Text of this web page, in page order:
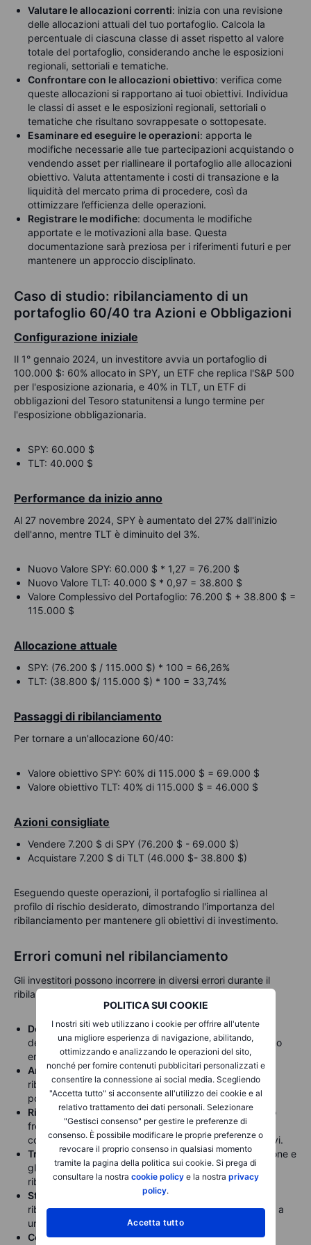
POLITICA SUI COOKIE
I nostri siti web utilizzano i cookie per offrire all'utente
una migliore esperienza di navigazione, abilitando,
ottimizzando e analizzando le operazioni del sito,
nonché per fornire contenuti pubblicitari personalizzati e
consentire la connessione ai social media. Scegliendo
"Accetta tutto" si acconsente all'utilizzo dei cookie e al
relativo trattamento dei dati personali. Selezionare
"Gestisci consenso" per gestire le preferenze di
consenso. È possibile modificare le proprie preferenze o
revocare il proprio consenso in qualsiasi momento
tramite la pagina della politica sui cookie. Si prega di
consultare la nostra cookie policye la nostra privacy
policy.
Accetta tutto
Valutare le allocazioni correnti: inizia con una revisione
delle allocazioni attuali del tuo portafoglio. Calcola la
percentuale di ciascuna classe di asset rispetto al valore
totale del portafoglio, considerando anche le esposizioni
regionali, settoriali e tematiche.
Confrontare con le allocazioni obiettivo: verifica come
queste allocazioni si rapportano ai tuoi obiettivi. Individua
le classi di asset e le esposizioni regionali, settoriali o
tematiche che risultano sovrappesate o sottopesate.
Esaminare ed eseguire le operazioni: apporta le
modifiche necessarie alle tue partecipazioni acquistando o
vendendo asset per riallineare il portafoglio alle allocazioni
obiettivo. Valuta attentamente i costi di transazione e la
liquidità del mercato prima di procedere, così da
ottimizzare l’efficienza delle operazioni.
Registrare le modifiche: documenta le modifiche
apportate e le motivazioni alla base. Questa
documentazione sarà preziosa per i riferimenti futuri e per
mantenere un approccio disciplinato.
Caso di studio: ribilanciamento di un
portafoglio 60/40 tra Azioni e Obbligazioni
Configurazione iniziale
Il 1° gennaio 2024, un investitore avvia un portafoglio di
100.000 $: 60% allocato in SPY, un ETF che replica l'S&P 500
per l'esposizione azionaria, e 40% in TLT, un ETF di
obbligazioni del Tesoro statunitensi a lungo termine per
l'esposizione obbligazionaria.
SPY: 60.000 $
TLT: 40.000 $
Performance da inizio anno
Al 27 novembre 2024, SPY è aumentato del 27% dall'inizio
dell'anno, mentre TLT è diminuito del 3%.
Nuovo Valore SPY: 60.000 $ * 1,27 = 76.200 $
Nuovo Valore TLT: 40.000 $ * 0,97 = 38.800 $
Valore Complessivo del Portafoglio: 76.200 $ + 38.800 $ =
115.000 $
Allocazione attuale
SPY: (76.200 $ / 115.000 $) * 100 = 66,26%
TLT: (38.800 $/ 115.000 $) * 100 = 33,74%
Passaggi di ribilanciamento
Per tornare a un'allocazione 60/40:
Valore obiettivo SPY: 60% di 115.000 $ = 69.000 $
Valore obiettivo TLT: 40% di 115.000 $ = 46.000 $
Azioni consigliate
Vendere 7.200 $ di SPY (76.200 $ - 69.000 $)
Acquistare 7.200 $ di TLT (46.000 $- 38.800 $)
Eseguendo queste operazioni, il portafoglio si riallinea al
profilo di rischio desiderato, dimostrando l'importanza del
ribilanciamento per mantenere gli obiettivi di investimento.
Errori comuni nel ribilanciamento
Gli investitori possono incorrere in diversi errori durante il
ribilanciamento, come:
Decisioni emotive: lasciare che le emozioni guidino le
decisioni di ribilanciamento può portare ad un tempismo
errato e ad operazioni inefficienti.
Amnesia del ribilanciamento: ignorare la necessità di
ribilanciare, soprattutto durante mercati volatili, può
portare a una maggiore esposizione al rischio.
Ribilanciamento eccessivo: un ribilanciamento troppo
frequente può causare costi di transazione elevati e
complicazioni fiscali, riducendo i rendimenti complessivi.
Trascurare i costi: ignorare le commissioni di transazione e
gli spread denaro - lettera può minare i vantaggi del
ribilanciamento.
Strategia i
: non effettuare un piano di
ribilanciamento regolare o a soglie definite può portare a
una gestione del portafoglio casuale.
Concentrarsi solo sulle asset class: non bilanciare